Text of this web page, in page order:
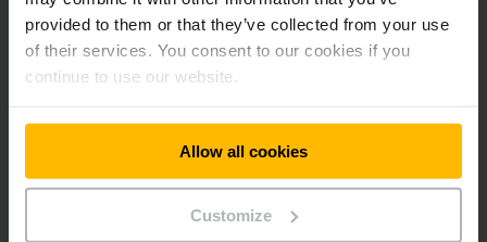
provided to them or that they’ve collected from your use
of their services. You consent to our cookies if you
continue to use our website.
Allow all cookies
Customize
užduočiai tinkantį smulkių dalių stelažą.
SUŽINOKITE DAUGIAU